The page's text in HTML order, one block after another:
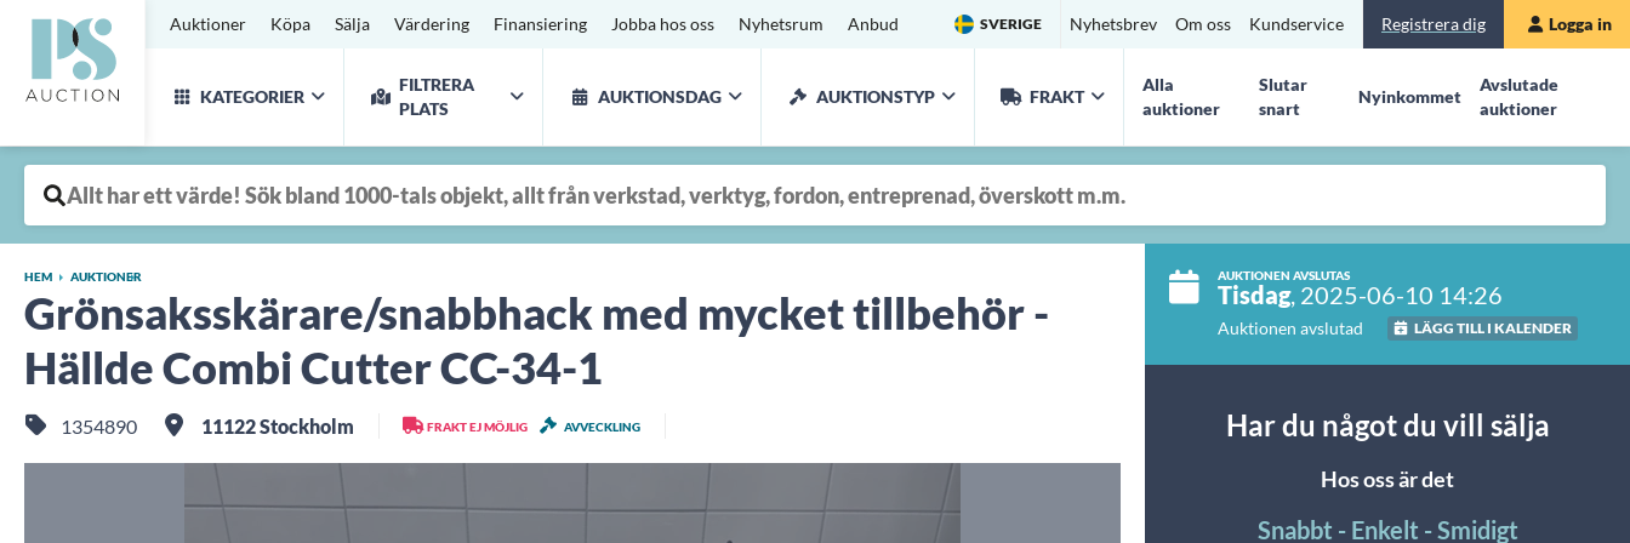
Auktioner Köpa Sälja Värdering Finansiering Jobba hos oss Nyhetsrum Anbud SVERIGE Nyhetsbrev Om oss Kundservice Registrera dig Logga in
KATEGORIER
FILTRERA
PLATS
AUKTIONSDAG AUKTIONSTYP FRAKT
Alla
auktioner
Slutar
snart
Nyinkommet
Avslutade
auktioner
AUKTIONEN AVSLUTAS
Tisdag, 2025-06-10 14:26
Auktionen avslutad LÄGG TILL I KALENDER
Har du något du vill sälja
Hos oss är det
Snabbt - Enkelt - Smidigt
HEM AUKTIONER
Grönsaksskärare/snabbhack med mycket tillbehör -
Hällde Combi Cutter CC-34-1
1354890 11122 Stockholm FRAKT EJ MÖJLIG AVVECKLING